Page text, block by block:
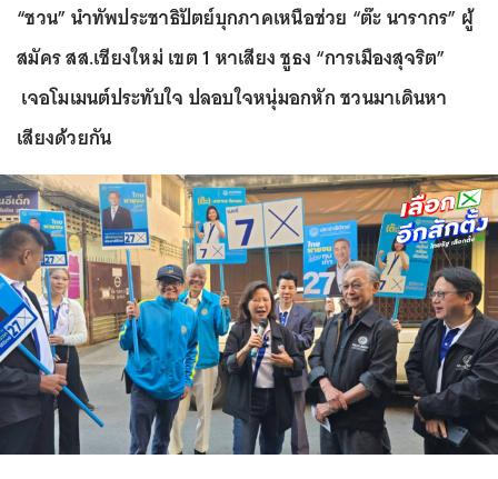
“ชวน” นำทัพประชาธิปัตย์บุกภาคเหนือช่วย “ต๊ะ นารากร” ผู้
สมัคร สส.เชียงใหม่ เขต 1 หาเสียง ชูธง “การเมืองสุจริต”
เจอโมเมนต์ประทับใจ ปลอบใจหนุ่มอกหัก ชวนมาเดินหา
เสียงด้วยกัน